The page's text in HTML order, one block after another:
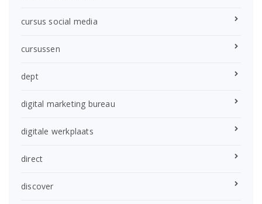
cursus social media
cursussen
dept
digital marketing bureau
digitale werkplaats
direct
discover